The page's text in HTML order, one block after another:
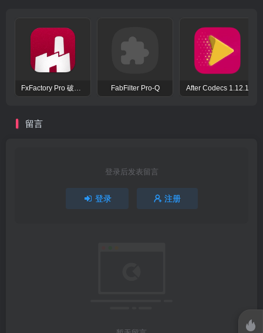
FxFactory Pro 破解版 视觉效果插件工具包 FabFilter Pro-Q After Codecs 1.12.1
留言
登录后发表留言
登录 注册